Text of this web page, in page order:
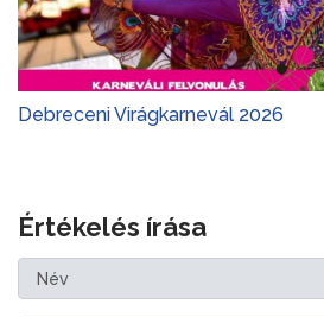
Debreceni Virágkarnevál 2026
Értékelés írása